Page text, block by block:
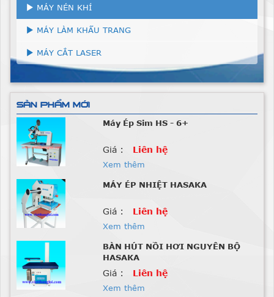
MÁY NÉN KHÍ
MÁY LÀM KHẨU TRANG
MÁY CẮT LASER
SẢN PHẨM MỚI
Máy Ép Sim HS - 6+
Giá : Liên hệ
Xem thêm
MÁY ÉP NHIỆT HASAKA
Giá : Liên hệ
Xem thêm
BÀN HÚT NỒI HƠI NGUYÊN BỘ
HASAKA
Giá : Liên hệ
Xem thêm